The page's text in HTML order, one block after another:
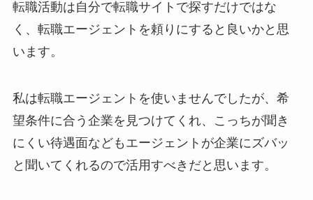
転職活動は自分で転職サイトで探すだけではな
く、転職エージェントを頼りにすると良いかと思
います。
私は転職エージェントを使いませんでしたが、希
望条件に合う企業を見つけてくれ、こっちが聞き
にくい待遇面などもエージェントが企業にズバッ
と聞いてくれるので活用すべきだと思います。